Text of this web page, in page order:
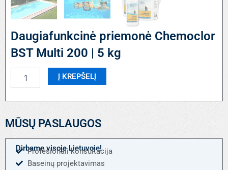
Daugiafunkcinė priemonė Chemoclor
BST Multi 200 | 5 kg
kiekis:
priemonė
BST
200
Į KREPŠELĮ
MŪSŲ PASLAUGOS
Dirbame visoje Lietuvoje!
Profesionali konsultacija
Baseinų projektavimas